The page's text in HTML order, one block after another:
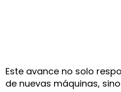
Este avance no solo
de nuevas máquinas,